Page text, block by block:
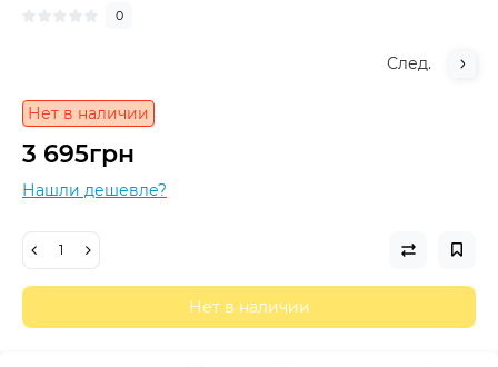
0
След.
Нет в наличии
3 695грн
Нашли дешевле?
Нет в наличии